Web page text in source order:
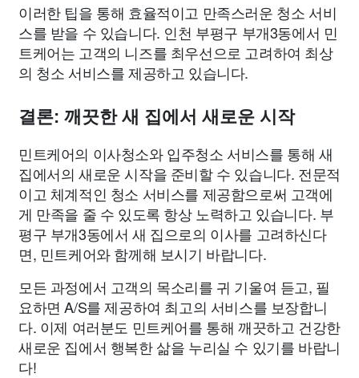
이러한 팁을 통해 효율적이고 만족스러운 청소 서비
스를 받을 수 있습니다. 인천 부평구 부개3동에서 민
트케어는 고객의 니즈를 최우선으로 고려하여 최상
의 청소 서비스를 제공하고 있습니다.
결론: 깨끗한 새 집에서 새로운 시작
민트케어의 이사청소와 입주청소 서비스를 통해 새
집에서의 새로운 시작을 준비할 수 있습니다. 전문적
이고 체계적인 청소 서비스를 제공함으로써 고객에
게 만족을 줄 수 있도록 항상 노력하고 있습니다. 부
평구 부개3동에서 새 집으로의 이사를 고려하신다
면, 민트케어와 함께해 보시기 바랍니다.
모든 과정에서 고객의 목소리를 귀 기울여 듣고, 필
요하면 A/S를 제공하여 최고의 서비스를 보장합니
다. 이제 여러분도 민트케어를 통해 깨끗하고 건강한
새로운 집에서 행복한 삶을 누리실 수 있기를 바랍니
다!